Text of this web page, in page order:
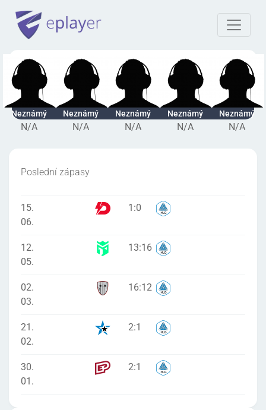
Neznámý
N/A
Neznámý
N/A
Neznámý
N/A
Neznámý
N/A
Neznámý
N/A
Poslední zápasy
15.
06.
1 :0
12.
05.
13:16
02.
03.
16:12
21.
02.
2:1
30.
01.
2:1